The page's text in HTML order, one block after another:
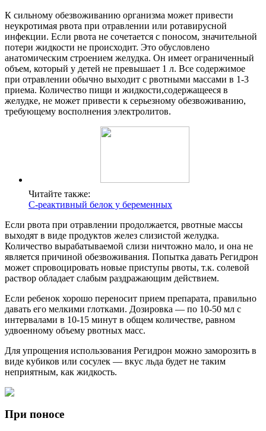
К сильному обезвоживанию организма может привести
неукротимая рвота при отравлении или ротавирусной
инфекции. Если рвота не сочетается с поносом, значительной
потери жидкости не происходит. Это обусловлено
анатомическим строением желудка. Он имеет ограниченный
объем, который у детей не превышает 1 л. Все содержимое
при отравлении обычно выходит с рвотными массами в 1-3
приема. Количество пищи и жидкости,содержащееся в
желудке, не может привести к серьезному обезвоживанию,
требующему восполнения электролитов.
Читайте также:
С-реактивный белок у беременных
Если рвота при отравлении продолжается, рвотные массы
выходят в виде продуктов желез слизистой желудка.
Количество вырабатываемой слизи ничтожно мало, и она не
является причиной обезвоживания. Попытка давать Регидрон
может спровоцировать новые приступы рвоты, т.к. солевой
раствор обладает слабым раздражающим действием.
Если ребенок хорошо переносит прием препарата, правильно
давать его мелкими глотками. Дозировка — по 10-50 мл с
интервалами в 10-15 минут в общем количестве, равном
удвоенному объему рвотных масс.
Для упрощения использования Регидрон можно заморозить в
виде кубиков или сосулек — вкус льда будет не таким
неприятным, как жидкость.
При поносе